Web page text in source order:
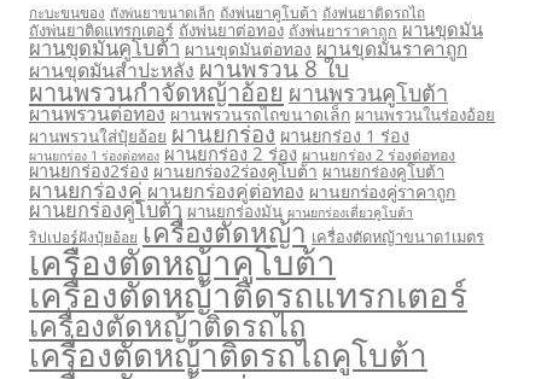
กะบะขนของ ถังพ่นยาขนาดเล็ก ถังพ่นยาคูโบต้า ถังพ่นยาติดรถไถ
ถังพ่นยาติดแทรกเตอร์ ถังพ่นยาต่อทอง ถังพ่นยาราคาถูก ผานขุดมัน
ผานขุดมันคูโบต้า ผานขุดมันต่อทอง ผานขุดมันราคาถูก
ผานขุดมันสำปะหลัง ผานพรวน 8 ใบ
ผานพรวนกำจัดหญ้าอ้อย ผานพรวนคูโบต้า
ผานพรวนต่อทอง ผานพรวนรถไถขนาดเล็ก ผานพรวนในร่องอ้อย
ผานพรวนใส่ปุ๋ยอ้อย ผานยกร่อง ผานยกร่อง 1 ร่อง
ผานยกร่อง 1 ร่องต่อทอง ผานยกร่อง 2 ร่อง ผานยกร่อง 2 ร่องต่อทอง
ผานยกร่อง2ร่อง ผานยกร่อง2ร่องคูโบต้า ผานยกร่องคูโบต้า
ผานยกร่องคู่ ผานยกร่องคู่ต่อทอง ผานยกร่องคู่ราคาถูก
ผานยกร่องคู่โบต้า ผานยกร่องมัน ผานยกร่องเดี่ยวคูโบต้า
ริปเปอร์ฝังปุ๋ยอ้อย เครื่องตัดหญ้า เครื่องตัดหญ้าขนาด1เมตร
เครื่องตัดหญ้าคูโบต้า
เครื่องตัดหญ้าติดรถแทรกเตอร์
เครื่องตัดหญ้าติดรถไถ
เครื่องตัดหญ้าติดรถไถคูโบต้า